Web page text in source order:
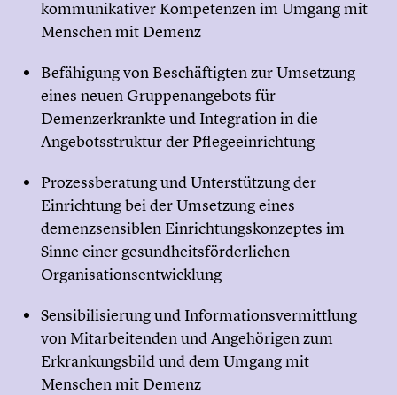
kommunikativer Kompetenzen im Umgang mit
Menschen mit Demenz
Befähigung von Beschäftigten zur Umsetzung
eines neuen Gruppenangebots für
Demenzerkrankte und Integration in die
Angebotsstruktur der Pflegeeinrichtung
Prozessberatung und Unterstützung der
Einrichtung bei der Umsetzung eines
demenzsensiblen Einrichtungskonzeptes im
Sinne einer gesundheitsförderlichen
Organisationsentwicklung
Sensibilisierung und Informationsvermittlung
von Mitarbeitenden und Angehörigen zum
Erkrankungsbild und dem Umgang mit
Menschen mit Demenz